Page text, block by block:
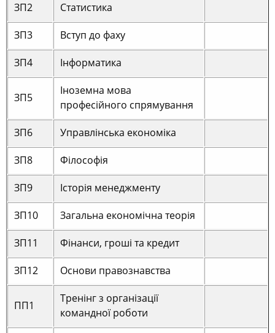
ЗП2 Статистика
ЗП3 Вступ до фаху
ЗП4 Інформатика
ЗП5
Іноземна мова
професійного спрямування
ЗП6 Управлінська економіка
ЗП8 Філософія
ЗП9 Історія менеджменту
ЗП10 Загальна економічна теорія
ЗП11 Фінанси, гроші та кредит
ЗП12 Основи правознавства
ПП1
Тренінг з організації
командної роботи